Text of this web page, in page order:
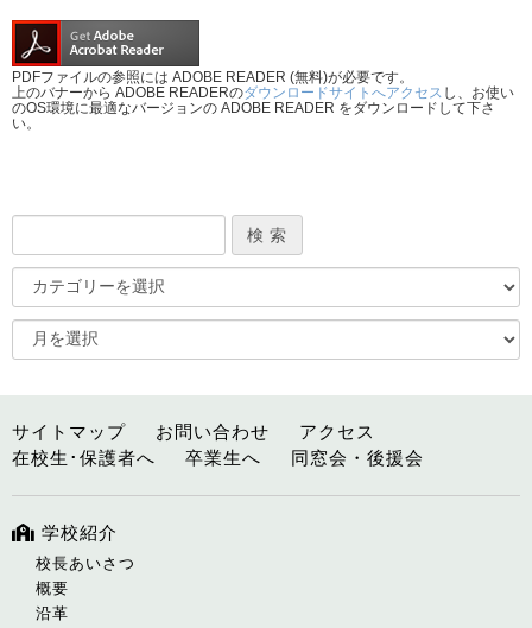
PDFファイルの参照には ADOBE READER (無料)が必要です。
上のバナーから ADOBE READERのダウンロードサイトへアクセス し、お使い
のOS環境に最適なバージョンの ADOBE READER をダウンロードして下さ
い。
サイトマップ お問い合わせ
アクセス
在校生･保護者へ
卒業生へ 同窓会・後援会
学校紹介
校長あいさつ
概要
沿革